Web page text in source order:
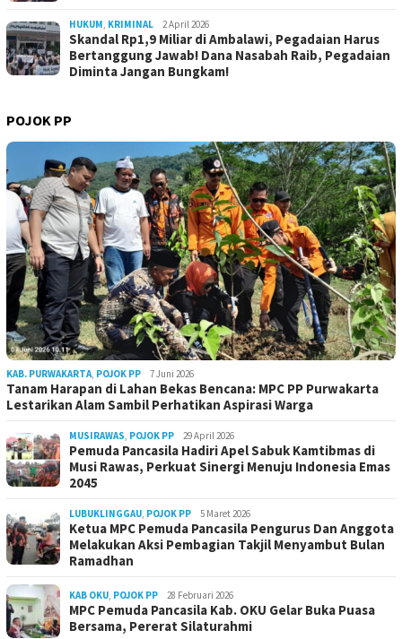
HUKUM, KRIMINAL 2 April 2026
Skandal Rp1,9 Miliar di Ambalawi, Pegadaian Harus
Bertanggung Jawab! Dana Nasabah Raib, Pegadaian
Diminta Jangan Bungkam!
POJOK PP
KAB. PURWAKARTA, POJOK PP 7 Juni 2026
Tanam Harapan di Lahan Bekas Bencana: MPC PP Purwakarta
Lestarikan Alam Sambil Perhatikan Aspirasi Warga
MUSIRAWAS, POJOK PP 29 April 2026
Pemuda Pancasila Hadiri Apel Sabuk Kamtibmas di
Musi Rawas, Perkuat Sinergi Menuju Indonesia Emas
2045
LUBUKLINGGAU, POJOK PP 5 Maret 2026
Ketua MPC Pemuda Pancasila Pengurus Dan Anggota
Melakukan Aksi Pembagian Takjil Menyambut Bulan
Ramadhan
KAB OKU, POJOK PP 28 Februari 2026
MPC Pemuda Pancasila Kab. OKU Gelar Buka Puasa
Bersama, Pererat Silaturahmi